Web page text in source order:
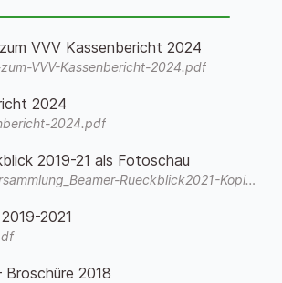
VVV Kassenbericht 2024
VVV-Kassenbericht-2024.pdf
2024
2024.pdf
2019-21 als Fotoschau
VVV-Mitgliederversammlung_Beamer-Rueckblick2021-Kopie.wmv
2021
2018